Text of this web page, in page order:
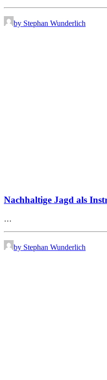
by Stephan Wunderlich
Nachhaltige Jagd als
…
by Stephan Wunderlich